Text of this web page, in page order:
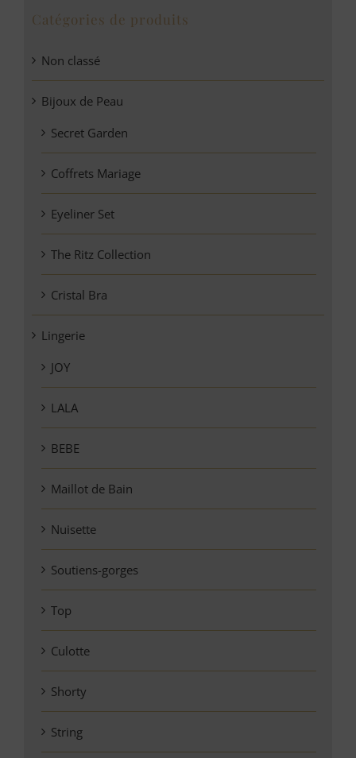
Catégories de produits
Non classé
Bijoux de Peau
Secret Garden
Coffrets Mariage
Eyeliner Set
The Ritz Collection
Cristal Bra
Lingerie
JOY
LALA
BEBE
Maillot de Bain
Nuisette
Soutiens-gorges
Top
Culotte
Shorty
String